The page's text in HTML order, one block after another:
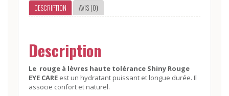
DESCRIPTION AVIS (0)
Description
Le rouge à lèvres haute tolérance Shiny Rouge
EYE CARE est un hydratant puissant et longue durée. Il
associe confort et naturel.